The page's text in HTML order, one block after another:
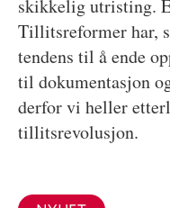
skikkelig utristing.
Tillitsreformer har,
tendens til å ende
til dokumentasjon
derfor vi heller
tillitsrevolusjon.